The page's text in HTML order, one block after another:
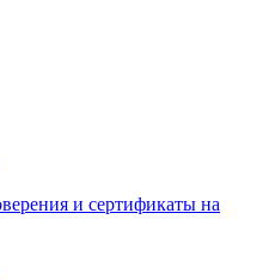
и сертификаты на